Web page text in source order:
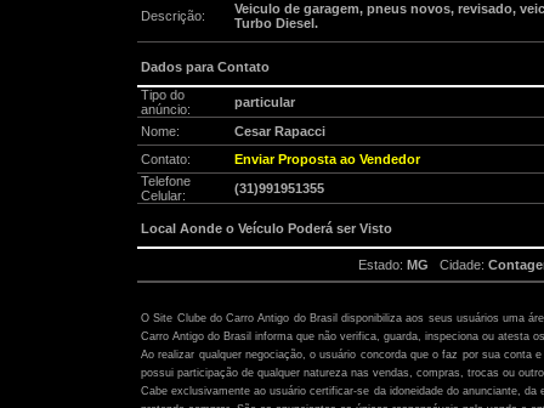
Descrição:
Veiculo de garagem, pneus novos, revisado,
Turbo Diesel.
Dados para Contato
Tipo do
anúncio:
particular
Nome:
Cesar Rapacci
Contato:
Enviar Proposta ao Vendedor
Telefone
Celular:
(31)991951355
Local Aonde o Veículo Poderá ser Visto
Estado: MG Cidade:
O Site Clube do Carro Antigo do Brasil disponibiliza aos seus usuários uma
Carro Antigo do Brasil informa que não verifica, guarda, inspeciona ou atesta
Ao realizar qualquer negociação, o usuário concorda que o faz por sua conta
possui participação de qualquer natureza nas vendas, compras, trocas ou
Cabe exclusivamente ao usuário certificar-se da idoneidade do anunciante,